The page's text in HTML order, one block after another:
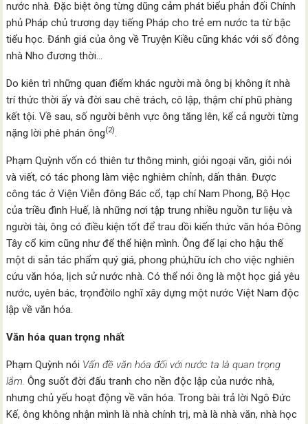
nước nhà. Đặc biệt ông từng dũng cảm phát biểu phản đối Chính
phủ Pháp chủ trương dạy tiếng Pháp cho trẻ em nước ta từ bậc
tiểu học. Đánh giá của ông về Truyện Kiều cũng khác với số đông
nhà Nho đương thời…
Do kiên trì những quan điểm khác người mà ông bị không ít nhà
trí thức thời ấy và đời sau chê trách, cô lập, thậm chí phũ phàng
kết tội. Về sau, số người bênh vực ông tăng lên, kể cả người từng
nặng lời phê phán ông(2).
Phạm Quỳnh vốn có thiên tư thông minh, giỏi ngoại văn, giỏi nói
và viết, có tác phong làm việc nghiêm chỉnh, dấn thân. Được
công tác ở Viện Viễn đông Bác cổ, tạp chí Nam Phong, Bộ Học
của triều đình Huế, là những nơi tập trung nhiều nguồn tư liệu và
người tài, ông có điều kiện tốt để trau dồi kiến thức văn hóa Đông
Tây cổ kim cũng như để thể hiện mình. Ông để lại cho hậu thế
một di sản tác phẩm quý giá, phong phú,hữu ích cho việc nghiên
cứu văn hóa, lịch sử nước nhà. Có thể nói ông là một học giả yêu
nước, uyên bác, trọnđờilo nghĩ xây dựng một nước Việt Nam độc
lập về văn hóa.
Văn hóa quan trọng nhất
Phạm Quỳnh nói Vấn đề văn hóa đối với nước ta là quan trọng
lắm.Ông suốt đời đấu tranh cho nền độc lập của nước nhà,
nhưng chủ yếu hoạt động về văn hóa. Trong bài trả lời Ngô Đức
Kế, ông không nhận mình là nhà chính trị, mà là nhà văn, nhà học